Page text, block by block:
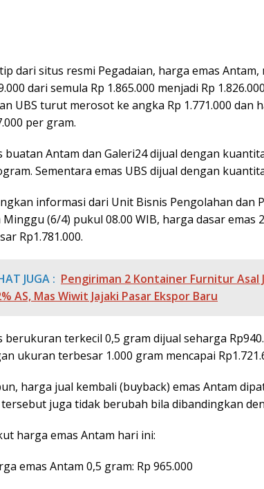
dari situs resmi Pegadaian, harga emas
dari semula Rp 1.865.000 menjadi Rp
UBS turut merosot ke angka Rp 1.771.000 dan
per gram.
buatan Antam dan Galeri24 dijual dengan
Sementara emas UBS dijual dengan
informasi dari Unit Bisnis Pengolahan dan
Minggu (6/4) pukul 08.00 WIB, harga dasar
Rp1.781.000.
JUGA : Pengiriman 2 Kontainer Furnitur Asal
AS, Mas Wiwit Jajaki Pasar Ekspor Baru
berukuran terkecil 0,5 gram dijual seharga
ukuran terbesar 1.000 gram mencapai
harga jual kembali (buyback) emas Antam
juga tidak berubah bila dibandingkan
harga emas Antam hari ini:
emas Antam 0,5 gram: Rp 965.000